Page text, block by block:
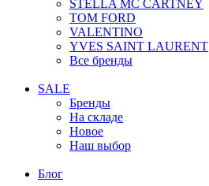
STELLA MC CARTNEY
TOM FORD
VALENTINO
YVES SAINT LAURENT
Все бренды
SALE
Бренды
На складе
Новое
Наш выбор
Блог